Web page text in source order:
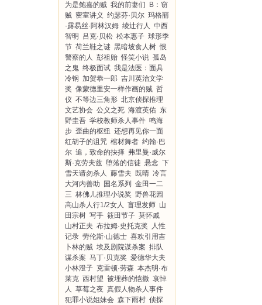
为是鲍嘉的贼 我的前妻们
B：窃
贼 密室讲义 约瑟芬·贝尔 玛格丽
·露易丝·阿林汉姆 绫辻行人 中西
智明
吕克·贝松 松本惠子 球形季
节 荷兰鞋之谜 黑暗坡食人树 恨
警察的人 彭祖贻 怪笑小说 孤岛
之鬼 终极面试 我是法医：面具
冷钢 加贺恭一郎 吉川英治文学
奖 像蒙德里安一样作画的贼 哲
仪 不等边三角形 北京侦探推理
文艺协会 公义之死 海渡英佑 东
野圭吾 学校教师杀人事件 鸣海
步 歪曲的枢纽 还想再见你一面
红胡子的诅咒 棺材舞者 约翰·巴
尔 追，致命的抉择 弗里曼·威尔
斯·克劳夫兹 堕落的信徒 悬念 下
雪天请勿杀人 藤雪夫 既晴 冷言
大河内善助
国名系列
金田一二
三 林佛儿推理小说奖 野兽花园
高山杀人行1/2女人 盲理发师 山
田宗树 写手 筱田节子 莫怀戚
山村正夫 布拉姆·史托克奖
人性
记录 劳伦斯·山德士 喜欢引用吉
卜林的贼 埃及剧院谋杀案 排队
谋杀案 马丁·贝克奖 爱德华大夫
小林澄子 克雷顿·劳森 本杰明·布
莱克 西村望 被埋葬的恺撒 哀悼
人 草莓之夜 真假人物杀人事件
犯罪小说姐妹会 森下雨村 侦探